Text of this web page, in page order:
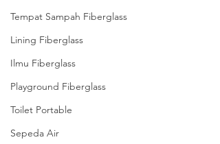
Tempat Sampah Fiberglass
Lining Fiberglass
Ilmu Fiberglass
Playground Fiberglass
Toilet Portable
Sepeda Air